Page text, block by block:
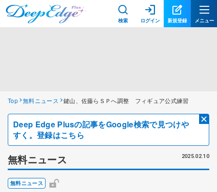
検索 ログイン 新規登録 メニュー
Top 無料ニュース 鍵山、佐藤らＳＰへ調整 フィギュア公式練習
Deep Edge Plusの記事をGoogle検索で見つけや
すく。登録はこちら
無料ニュース 2025.02.10
無料ニュース